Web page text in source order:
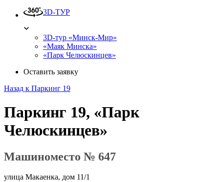
3D-ТУР
3D-тур «Минск-Мир»
«Маяк Минска»
«Парк Челюскинцев»
Оставить заявку
Назад к Паркинг 19
Паркинг 19, «Парк
Челюскинцев»
Машиноместо № 647
улица Макаенка, дом 11/1